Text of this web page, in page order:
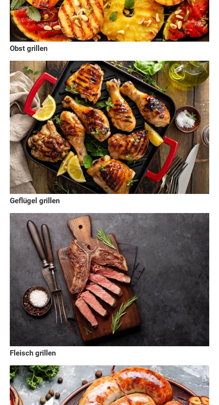
Obst grillen
Geflügel grillen
Fleisch grillen